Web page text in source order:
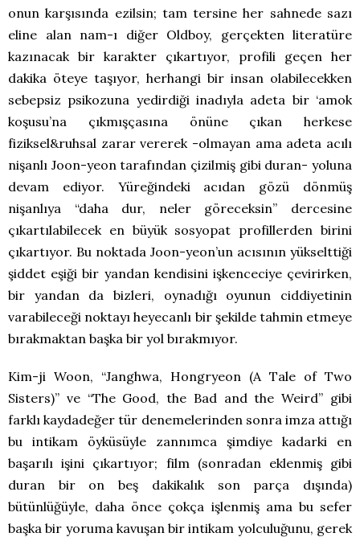
onun karşısında ezilsin; tam tersine her sahnede sazı
eline alan nam-ı diğer Oldboy, gerçekten literatüre
kazınacak bir karakter çıkartıyor, profili geçen her
dakika öteye taşıyor, herhangi bir insan olabilecekken
sebepsiz psikozuna yedirdiği inadıyla adeta bir ‘amok
koşusu’na çıkmışçasına önüne çıkan herkese
fiziksel&ruhsal zarar vererek -olmayan ama adeta acılı
nişanlı Joon-yeon tarafından çizilmiş gibi duran- yoluna
devam ediyor. Yüreğindeki acıdan gözü dönmüş
nişanlıya “daha dur, neler göreceksin” dercesine
çıkartılabilecek en büyük sosyopat profillerden birini
çıkartıyor. Bu noktada Joon-yeon’un acısının yükselttiği
şiddet eşiği bir yandan kendisini işkenceciye çevirirken,
bir yandan da bizleri, oynadığı oyunun ciddiyetinin
varabileceği noktayı heyecanlı bir şekilde tahmin etmeye
bırakmaktan başka bir yol bırakmıyor.
Kim-ji Woon, “Janghwa, Hongryeon (A Tale of Two
Sisters)” ve “The Good, the Bad and the Weird” gibi
farklı kaydadeğer tür denemelerinden sonra imza attığı
bu intikam öyküsüyle zannımca şimdiye kadarki en
başarılı işini çıkartıyor; film (sonradan eklenmiş gibi
duran bir on beş dakikalık son parça dışında)
bütünlüğüyle, daha önce çokça işlenmiş ama bu sefer
başka bir yoruma kavuşan bir intikam yolculuğunu, gerek